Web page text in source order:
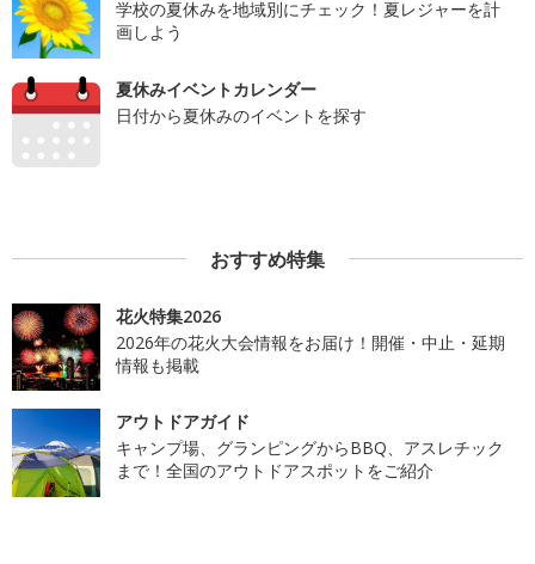
学校の夏休みを地域別にチェック！夏レジャーを計
画しよう
夏休みイベントカレンダー
日付から夏休みのイベントを探す
おすすめ特集
花火特集2026
2026年の花火大会情報をお届け！開催・中止・延期
情報も掲載
アウトドアガイド
キャンプ場、グランピングからBBQ、アスレチック
まで！全国のアウトドアスポットをご紹介